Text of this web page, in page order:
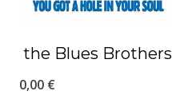
the Blues Brothers
0,00 €